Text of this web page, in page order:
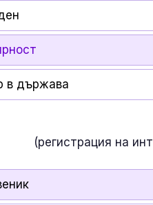
в държава
(регистрация на